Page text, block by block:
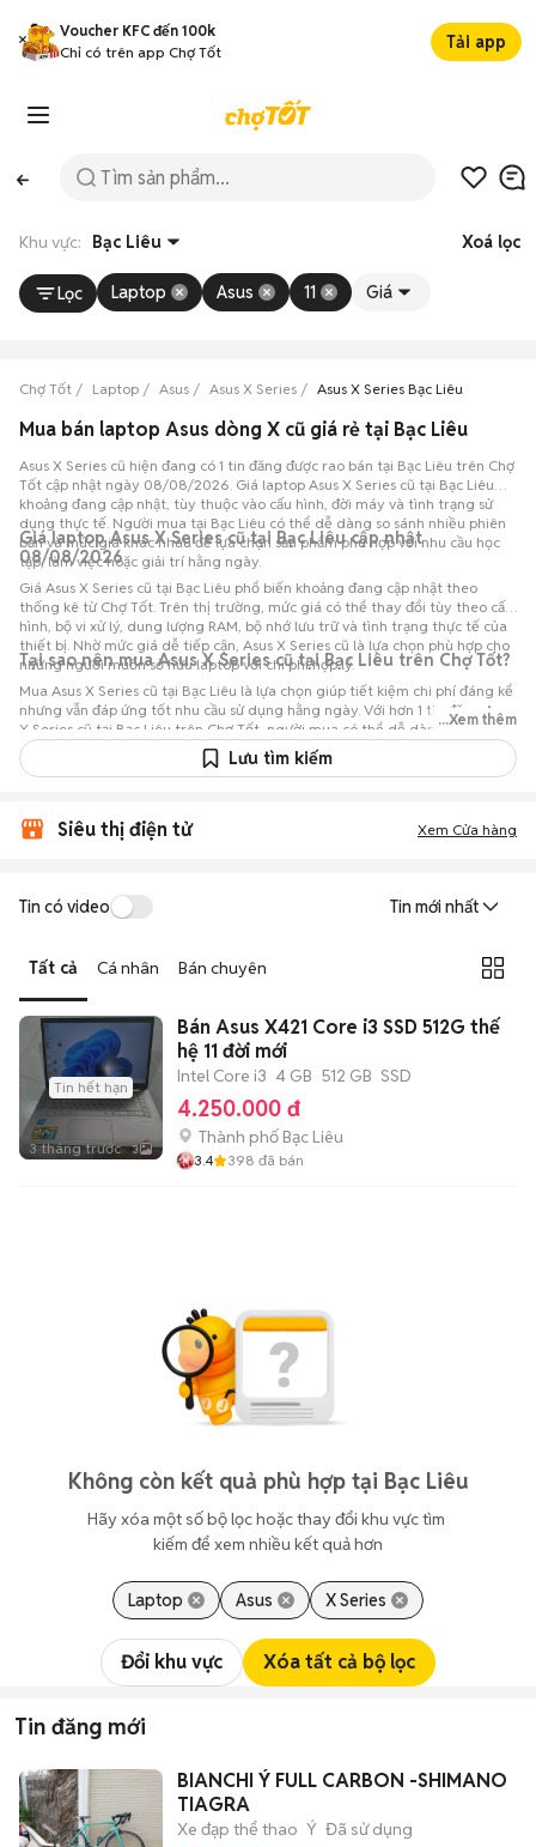
Voucher KFC đến 100k
Chỉ có trên app Chợ Tốt
Tải app
Khu vực: Bạc Liêu Xoá lọc
Lọc Laptop Asus 11 Giá
Chợ Tốt Laptop Asus Asus X Series Asus X Series Bạc Liêu
Mua bán laptop Asus dòng X cũ giá rẻ tại Bạc Liêu
Asus X Series cũ hiện đang có 1 tin đăng được rao bán tại Bạc Liêu trên Chợ
Tốt cập nhật ngày 08/08/2026. Giá laptop Asus X Series cũ tại Bạc Liêu
khoảng đang cập nhật, tùy thuộc vào cấu hình, đời máy và tình trạng sử
dụng thực tế. Người mua tại Bạc Liêu có thể dễ dàng so sánh nhiều phiên
bản và mức giá khác nhau để lựa chọn sản phẩm phù hợp với nhu cầu học
tập, làm việc hoặc giải trí hằng ngày.
Giá laptop Asus X Series cũ tại Bạc Liêu cập nhật
08/08/2026
Giá Asus X Series cũ tại Bạc Liêu phổ biến khoảng đang cập nhật theo
thống kê từ Chợ Tốt. Trên thị trường, mức giá có thể thay đổi tùy theo cấu
hình, bộ vi xử lý, dung lượng RAM, bộ nhớ lưu trữ và tình trạng thực tế của
thiết bị. Nhờ mức giá dễ tiếp cận, Asus X Series cũ là lựa chọn phù hợp cho
những người muốn sở hữu laptop với chi phí hợp lý.
Tại sao nên mua Asus X Series cũ tại Bạc Liêu trên Chợ Tốt?
Mua Asus X Series cũ tại Bạc Liêu là lựa chọn giúp tiết kiệm chi phí đáng kể
nhưng vẫn đáp ứng tốt nhu cầu sử dụng hằng ngày. Với hơn 1 tin đăng Asus
X Series cũ tại Bạc Liêu trên Chợ Tốt, người mua có thể dễ dàng tham
khảo nhiều mức giá và tình trạng máy khác nhau để lựa chọn sản phẩm
phù hợp với nhu cầu và ngân sách.
...Xem thêm
Lưu tìm kiếm
Siêu thị điện tử Xem Cửa hàng
Tin có video Tin mới nhất
Tất cả Cá nhân Bán chuyên
Tin hết hạn
3 tháng trước 3
Bán Asus X421 Core i3 SSD 512G thế
hệ 11 đời mới
Intel Core i3 4 GB 512 GB SSD
4.250.000 đ
Thành phố Bạc Liêu
3.4 398 đã bán
Không còn kết quả phù hợp tại Bạc Liêu
Hãy xóa một số bộ lọc hoặc thay đổi khu vực tìm
kiếm để xem nhiều kết quả hơn
Laptop Asus X Series
Đổi khu vực Xóa tất cả bộ lọc
Tin đăng mới
BIANCHI Ý FULL CARBON -SHIMANO
TIAGRA
Xe đạp thể thao Ý Đã sử dụng